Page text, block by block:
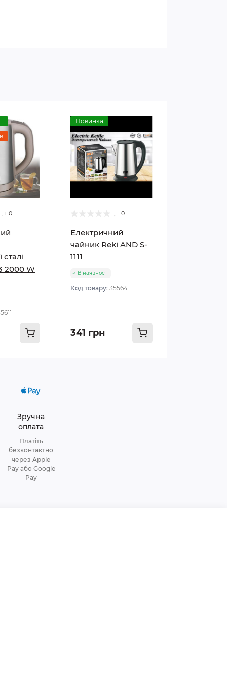
0
сталі
2000 W
Новинка
0
Електричний
чайник Reki AND S-
1111
В наявності
Код товару: 35564
341 грн
Зручна
оплата
Платіть
безконтактно
через Apple
Pay або Google
Pay